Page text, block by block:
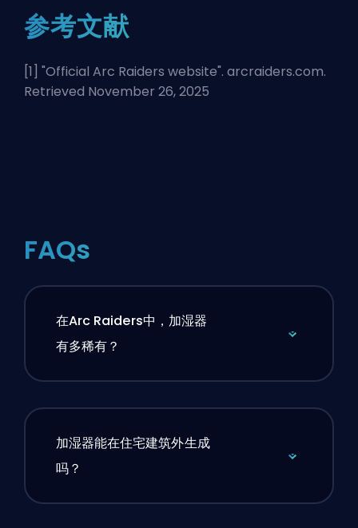
参考文献
[1] "Official Arc Raiders website". arcraiders.com.
Retrieved November 26, 2025
FAQs
在Arc Raiders中，加湿器
有多稀有？
加湿器能在住宅建筑外生成
吗？